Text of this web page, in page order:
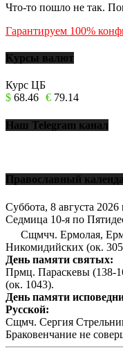
Что-то пошло не так.
Гарантируем 100%
Курсы валют
Курс ЦБ
$ 68.46 € 79.14
Наш Telegram канал
Православный
Суббота, 8 августа 2026
Седмица 10-я по
Сщмчч. Ермолая,
Никомидийских (ок.
День памяти святых:
Прмц. Параскевы (138-
(ок. 1043).
День памяти
Русской:
Сщмч. Сергия
Браковенчание не